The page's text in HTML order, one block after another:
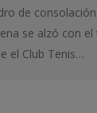
de
se alzó con el
el Club Tenis…